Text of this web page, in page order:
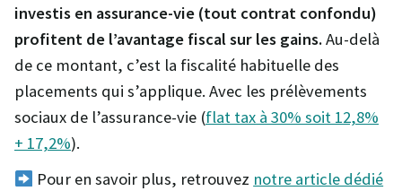
investis en assurance-vie (tout contrat confondu)
profitent de l’avantage fiscal sur les gains.Au-delà
de ce montant, c’est la fiscalité habituelle des
placements qui s’applique. Avec les prélèvements
sociaux de l’assurance-vie (flat tax à 30% soit 12,8%
+ 17,2%).
Pour en savoir plus, retrouvez notre article dédié